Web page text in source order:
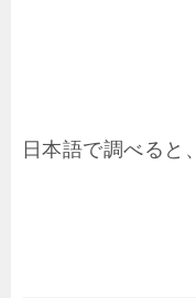
日本語で調べると、